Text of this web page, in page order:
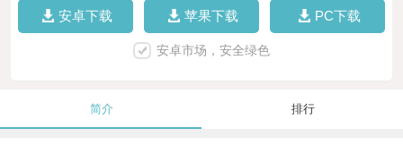
安卓下载 苹果下载 PC下载
安卓市场，安全绿色
简介 排行